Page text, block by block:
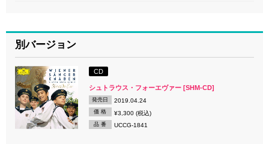
別バージョン
CD
シュトラウス・フォーエヴァー [SHM-CD]
発売日 2019.04.24
価 格 ¥3,300 (税込)
品 番 UCCG-1841